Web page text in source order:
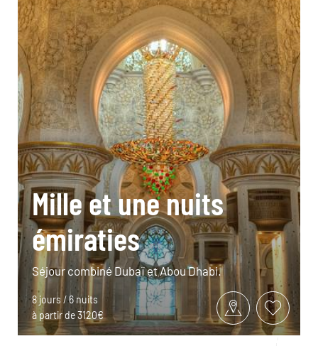
Mille et une nuits
émiraties
Séjour combiné Dubaï et Abou Dhabi.
8 jours / 6 nuits
à partir de 3120€